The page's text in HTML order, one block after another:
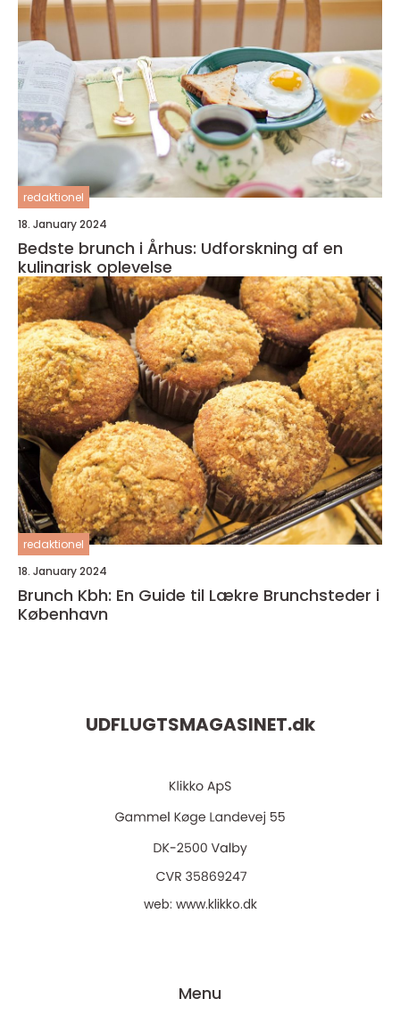
redaktionel
18. January 2024
Bedste brunch i Århus: Udforskning af en
kulinarisk oplevelse
redaktionel
18. January 2024
Brunch Kbh: En Guide til Lækre Brunchsteder i
København
UDFLUGTSMAGASINET.dk
web: www.klikko.dk
Menu